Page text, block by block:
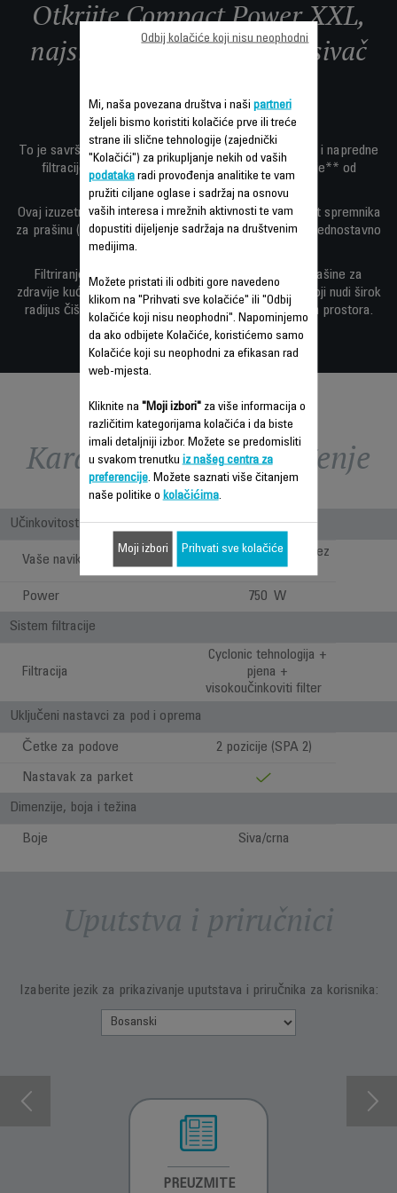
Otkrijte Compact Power XXL,
najsnažniji Rowenta* usisivač
To je savršena kombinacija ekstremne snage čišćenja i napredne
filtracije—sve sa snažnim motorom niske potrošnje** od
maksimalno 900 W.
Ovaj izuzetni usisivač s spremnikom nudi XXL kapacitet spremnika
za prašinu (2,5 L) u modernom, kompaktnom okviru za jednostavno
Filtriranje u 3 nivoa hvata više od 99,98% čestica prašine za
zdravije kućno okruženje, uz dugi kabal za napajanje koji nudi širok
radijus čišćenja od 8,8 m za praktično čišćenje velikih prostora.
Karakteristike - Poređenje
Učinkovitost
Vaše navike
Dubinsko čišćenje bez
ograničenja
Power
750 W
Sistem filtracije
Filtracija
Cyclonic tehnologija +
pjena +
visokoučinkoviti filter
Uključeni nastavci za pod i oprema
Četke za podove 2 pozicije (SPA 2)
Nastavak za parket
Dimenzije, boja i težina
Boje Siva/crna
Uputstva i priručnici
Izaberite jezik za prikazivanje uputstava i priručnika za korisnika:
PREUZMITE
Mi, naša povezana društva i naši partneri
željeli bismo koristiti kolačiće prve ili treće
strane ili slične tehnologije (zajednički
"Kolačići") za prikupljanje nekih od vaših
podatakaradi provođenja analitike te vam
pružiti ciljane oglase i sadržaj na osnovu
vaših interesa i mrežnih aktivnosti te vam
dopustiti dijeljenje sadržaja na društvenim
medijima.
Možete pristati ili odbiti gore navedeno
klikom na "Prihvati sve kolačiće" ili "Odbij
kolačiće koji nisu neophodni". Napominjemo
da ako odbijete Kolačiće, koristićemo samo
Kolačiće koji su neophodni za efikasan rad
web-mjesta.
Kliknite na "Moji izbori"za više informacija o
različitim kategorijama kolačića i da biste
imali detaljniji izbor. Možete se predomisliti
u svakom trenutku iz našeg centra za
preferencije. Možete saznati više čitanjem
naše politike o kolačićima.
Odbij kolačiće koji nisu neophodni
Moji izbori Prihvati sve kolačiće